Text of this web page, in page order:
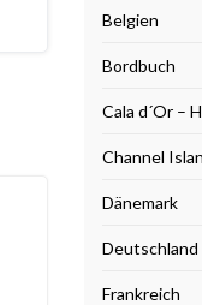
Belgien
Bordbuch
Cala d´Or –
Channel
Dänemark
Deutschland
Frankreich